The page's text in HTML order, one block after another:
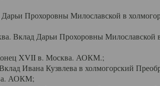
Прохоровны Милославской в
Вклад Дарьи Прохоровны Милославской
XVII в. Москва. АОКМ.;
Ивана Кузвлева в холмогорский
АОКМ;